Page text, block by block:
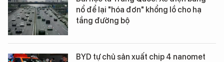
nổ để lại "hóa đơn" khổng lồ cho hạ
tầng đường bộ
BYD tự chủ sản xuất chip 4 nanomet